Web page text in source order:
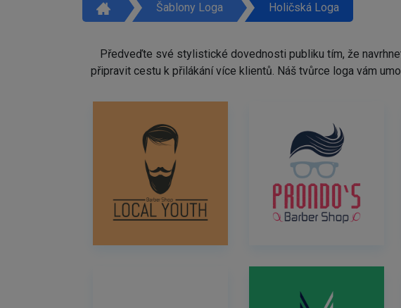
Šablony Loga Holičská Loga
Předveďte své stylistické dovednosti publiku tím, že
připravit cestu k přilákání více klientů. Náš tvůrce loga vám